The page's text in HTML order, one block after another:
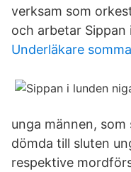
verksam som
och arbetar Sippan
Underläkare
unga männen,
dömda till sluten
respektive